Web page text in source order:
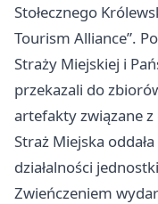
Stołecznego
Tourism Alliance”.
Straży Miejskiej i
przekazali do
artefakty związane z
Straż Miejska
działalności
Zwieńczeniem